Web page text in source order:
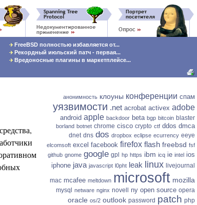
FreeBSD полностью избавляется от...
Рекордный июльский патч - первая...
Вредоносные плагины в маркетплейсе...
анонимность клоуны конференции спам
уязвимости .net acrobat activex adobe
android apple backdoor beta bgp bitcoin blaster
borland botnet chrome cisco crypto ctf ddos dmca
dnet dns dos dropbox eclipse ecurrency eeye
elcomsoft excel facebook firefox flash freebsd fsf
github gnome google gpl hp https ibm icq ie intel ios
iphone java javascript l0pht leak linux livejournal
mac mcafee meltdown microsoft mozilla
mysql netware nginx novell ny open source opera
oracle os/2 outlook password patch php